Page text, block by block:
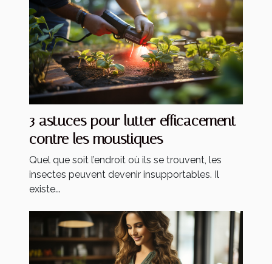
3 astuces pour lutter efficacement
contre les moustiques
Quel que soit l’endroit où ils se trouvent, les
insectes peuvent devenir insupportables. Il
existe...